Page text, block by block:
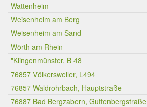
Wattenheim
Weisenheim am Berg
Weisenheim am Sand
Wörth am Rhein
"Klingenmünster, B 48
76857 Völkersweiler, L494
76857 Waldrohrbach, Hauptstraße
76887 Bad Bergzabern, Guttenbergstraße